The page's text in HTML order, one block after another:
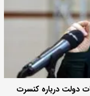
دولت درباره کنسرت